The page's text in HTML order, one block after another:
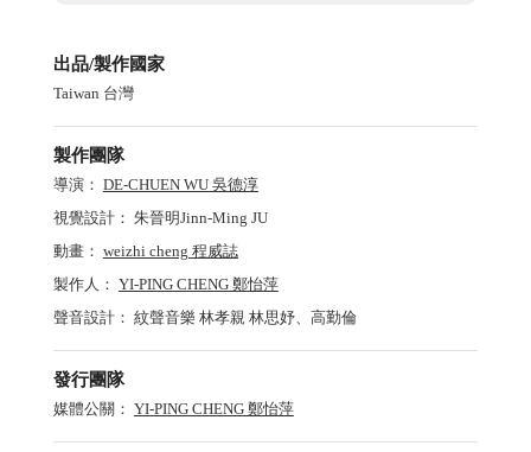
出品/製作國家
Taiwan 台灣
製作團隊
導演： DE-CHUEN WU 吳德淳
視覺設計： 朱晉明Jinn-Ming JU
動畫： weizhi cheng 程威誌
製作人： YI-PING CHENG 鄭怡萍
聲音設計： 紋聲音樂 林孝親 林思妤、 高勤倫
發行團隊
媒體公關： YI-PING CHENG 鄭怡萍